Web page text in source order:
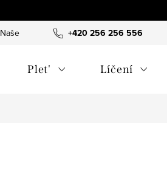
+420 256 256 556
Naše tipy a příběhy O nás
Plet' Líčení